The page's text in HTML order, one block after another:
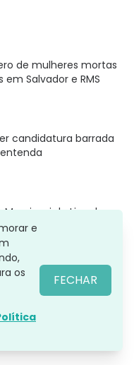
de mulheres mortas
Salvador e RMS
candidatura barrada
pai de Lionel
68 anos
mantido preso após
adolescente em
e
os
FECHAR